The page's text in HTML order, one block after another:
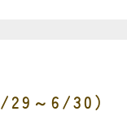
～6/30）